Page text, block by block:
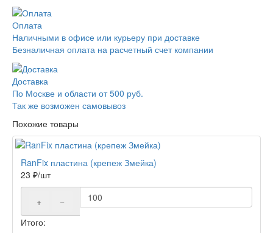
Оплата
Наличными в офисе или курьеру при доставке
Безналичная оплата на расчетный счет компании
Доставка
По Москве и области от 500 руб.
Так же возможен самовывоз
Похожие товары
RanFix пластина (крепеж Змейка)
23 ₽/шт
+
−
Итого: